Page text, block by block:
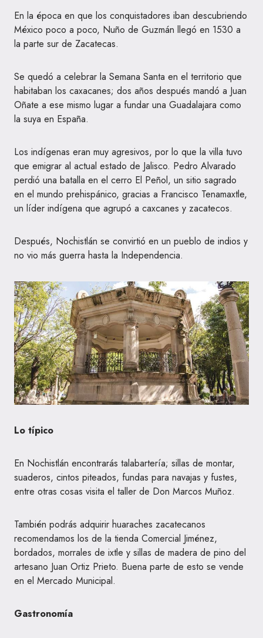
En la época en que los conquistadores iban descubriendo
México poco a poco, Nuño de Guzmán llegó en 1530 a
la parte sur de Zacatecas.
Se quedó a celebrar la Semana Santa en el territorio que
habitaban los caxacanes; dos años después mandó a Juan
Oñate a ese mismo lugar a fundar una Guadalajara como
la suya en España.
Los indígenas eran muy agresivos, por lo que la villa tuvo
que emigrar al actual estado de Jalisco. Pedro Alvarado
perdió una batalla en el cerro El Peñol, un sitio sagrado
en el mundo prehispánico, gracias a Francisco Tenamaxtle,
un líder indígena que agrupó a caxcanes y zacatecos.
Después, Nochistlán se convirtió en un pueblo de indios y
no vio más guerra hasta la Independencia.
Lo típico
En Nochistlán encontrarás talabartería; sillas de montar,
suaderos, cintos piteados, fundas para navajas y fustes,
entre otras cosas visita el taller de Don Marcos Muñoz.
También podrás adquirir huaraches zacatecanos
recomendamos los de la tienda Comercial Jiménez,
bordados, morrales de ixtle y sillas de madera de pino del
artesano Juan Ortiz Prieto. Buena parte de esto se vende
en el Mercado Municipal.
Gastronomía